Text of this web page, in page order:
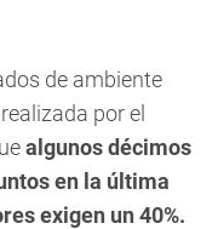
por el
algunos décimos
en la última
exigen un 40%.